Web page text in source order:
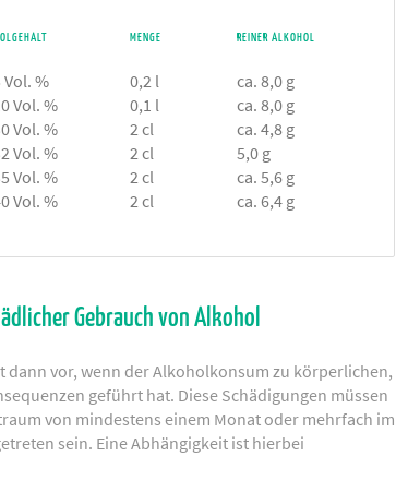
MENGE REINER ALKOHOL
Vol. % 0,2 l
ca. 8,0 g
Vol. % 0,1 l
ca. 8,0 g
Vol. % 2 cl
ca. 4,8 g
Vol. % 2 cl
5,0 g
Vol. % 2 cl
ca. 5,6 g
Vol. % 2 cl ca. 6,4 g
Gebrauch von Alkohol
dann vor, wenn der Alkoholkonsum zu körperlichen,
geführt hat. Diese Schädigungen müssen
von mindestens einem Monat oder mehrfach im
sein. Eine Abhängigkeit ist hierbei